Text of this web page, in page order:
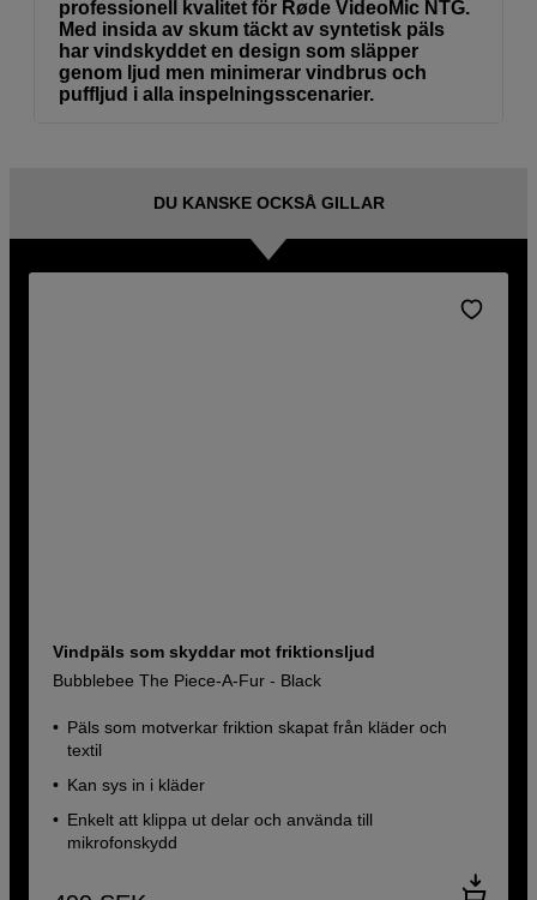
professionell kvalitet för Røde VideoMic NTG.
Med insida av skum täckt av syntetisk päls
har vindskyddet en design som släpper
genom ljud men minimerar vindbrus och
puffljud i alla inspelningsscenarier.
DU KANSKE OCKSÅ GILLAR
Vindpäls som skyddar mot friktionsljud
Bubblebee The Piece-A-Fur - Black
Päls som motverkar friktion skapat från kläder och
textil
Kan sys in i kläder
Enkelt att klippa ut delar och använda till
mikrofonskydd